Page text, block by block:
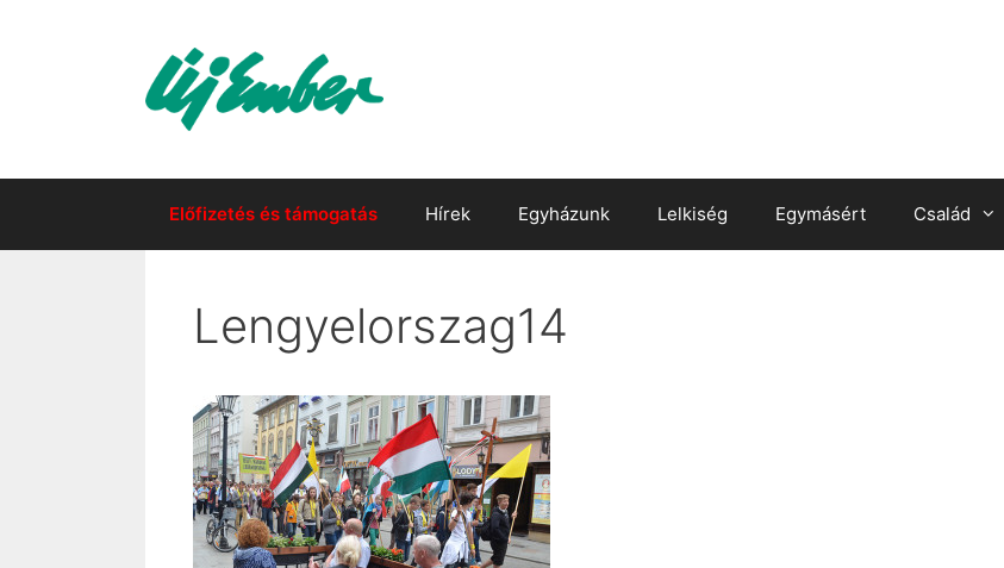
Előfizetés és támogatás Hírek Egyházunk Lelkiség Egymásért Család
Lengyelorszag14